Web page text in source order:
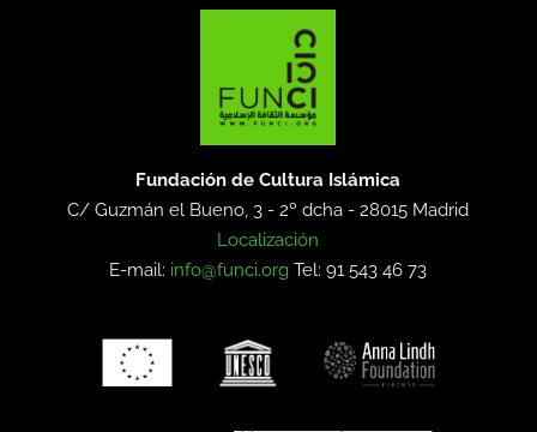
Fundación de Cultura Islámica
C/ Guzmán el Bueno, 3 - 2º dcha -28015 Madrid
Localización
E-mail: info@funci.org Tel: 91 543 46 73